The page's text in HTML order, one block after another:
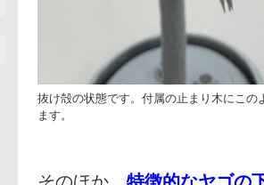
抜け殻の状態です。付属の止まり木にこの
ます。